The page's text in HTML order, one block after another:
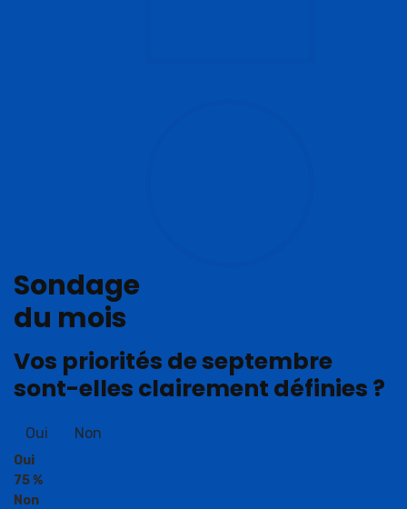
Sondage
du mois
Vos priorités de septembre
sont-elles clairement définies ?
Oui Non
Oui
75 %
Non